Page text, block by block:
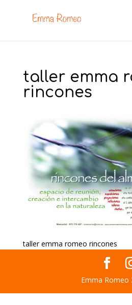
taller emma
rincones
taller emma romeo rincones
Emma Romeo